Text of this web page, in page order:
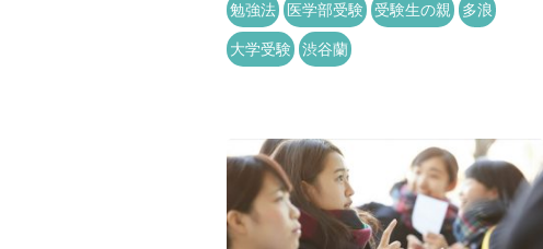
勉強法 医学部受験 受験生の親 多浪
大学受験 渋谷蘭